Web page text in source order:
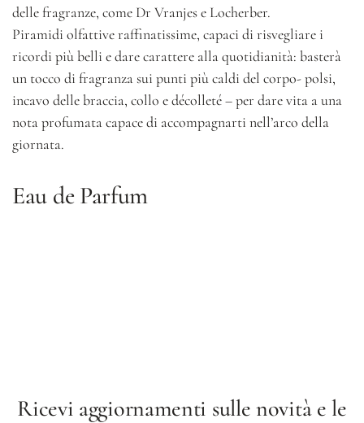
Eau de Parfum
delle fragranze, come Dr Vranjes e Locherber.
Piramidi olfattive raffinatissime, capaci di risvegliare i
ricordi più belli e dare carattere alla quotidianità: basterà
un tocco di fragranza sui punti più caldi del corpo- polsi,
incavo delle braccia, collo e décolleté – per dare vita a una
nota profumata capace di accompagnarti nell’arco della
giornata.
Ricevi aggiornamenti sulle novità e le